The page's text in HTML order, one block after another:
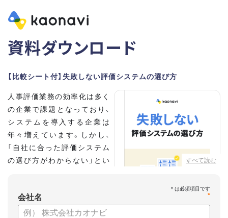
資料ダウンロード
【比較シート付】失敗しない評価システムの選び方
すべて読む
人事評価業務の効率化は多く
の企業で課題となっており、
システムを導入する企業は
年々増えています。しかし、
「自社に合った評価システム
の選び方がわからない」とい
こちらの資料では、
*
会社名